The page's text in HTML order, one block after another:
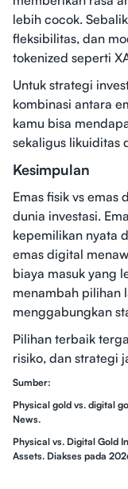
lebih cocok.
fleksibilitas, dan
tokenized seperti
Untuk strategi
kombinasi antara
kamu bisa
sekaligus likuiditas
Kesimpulan
Emas fisik vs
dunia investasi.
kepemilikan nyata
emas digital
biaya masuk yang
menambah pilihan
menggabungkan
Pilihan terbaik
risiko, dan strategi
Sumber:
Physical gold vs. digital
News.
Physical vs. Digital Gold
Assets. Diakses pada